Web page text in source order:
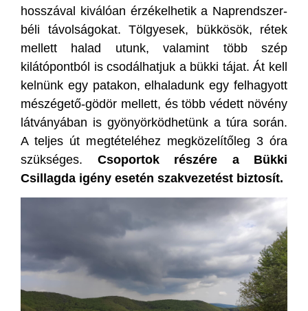
hosszával kiválóan érzékelhetik a Naprendszer-
béli távolságokat. Tölgyesek, bükkösök, rétek
mellett halad utunk, valamint több szép
kilátópontból is csodálhatjuk a bükki tájat. Át kell
kelnünk egy patakon, elhaladunk egy felhagyott
mészégető-gödör mellett, és több védett növény
látványában is gyönyörködhetünk a túra során.
A teljes út megtételéhez megközelítőleg 3 óra
szükséges. Csoportok részére a Bükki
Csillagda igény esetén szakvezetést biztosít.